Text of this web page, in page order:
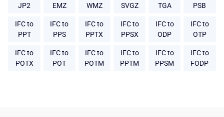
JP2
EMZ
WMZ
SVGZ
TGA
PSB
IFC to
PPT
IFC to
PPS
IFC to
PPTX
IFC to
PPSX
IFC to
ODP
IFC to
OTP
IFC to
POTX
IFC to
POT
IFC to
POTM
IFC to
PPTM
IFC to
PPSM
IFC to
FODP